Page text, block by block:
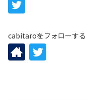
cabitaroをフォローする